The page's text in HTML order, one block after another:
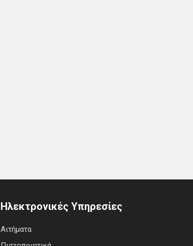
Ηλεκτρονικές Υπηρεσίες
Αιτήματα